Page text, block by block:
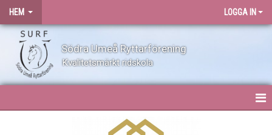
HEM LOGGA IN
Södra Umeå Ryttarförening
Kvalitetsmärkt ridskola